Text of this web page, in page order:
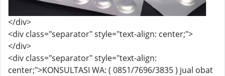
</div>
<div class="separator" style="text-align: center;">
</div>
<div class="separator" style="text-align:
center;">KONSULTASI WA: ( 0851/7696/3835 ) jual obat